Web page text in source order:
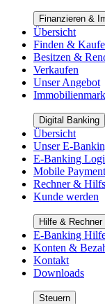
Finanzieren &
Übersicht
Finden &
Besitzen &
Verkaufen
Unser Angebot
Digital Banking
Übersicht
Unser E-
E-Banking
Mobile Payment
Rechner &
Kunde werden
Hilfe & Rechner
E-Banking
Konten &
Kontakt
Downloads
Steuern